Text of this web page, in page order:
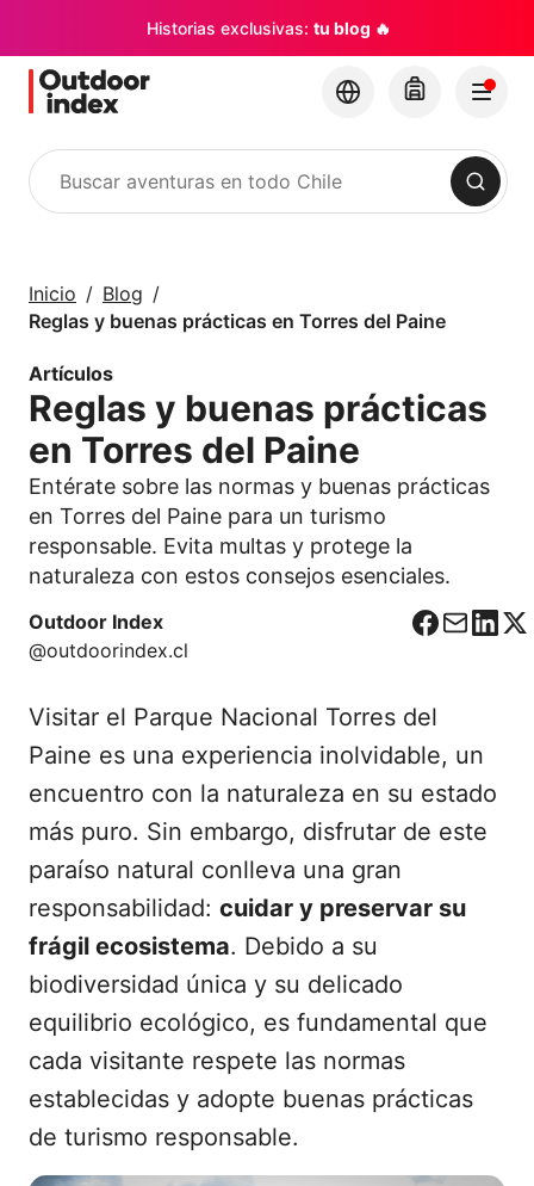
Historias exclusivas: tu blog 🔥
Buscar
Inicio
Blog
Reglas y buenas prácticas en Torres del Paine
Artículos
Reglas y buenas prácticas
en Torres del Paine
Entérate sobre las normas y buenas prácticas
en Torres del Paine para un turismo
responsable. Evita multas y protege la
naturaleza con estos consejos esenciales.
Outdoor Index
@outdoorindex.cl
F
e
b
o
k
C
e
L
I
n
X
Visitar el Parque Nacional Torres del
Paine es una experiencia inolvidable, un
encuentro con la naturaleza en su estado
más puro. Sin embargo, disfrutar de este
paraíso natural conlleva una gran
responsabilidad: cuidar y preservar su
frágil ecosistema. Debido a su
biodiversidad única y su delicado
equilibrio ecológico, es fundamental que
cada visitante respete las normas
establecidas y adopte buenas prácticas
de turismo responsable.
×
rincones con
Outdoor Index